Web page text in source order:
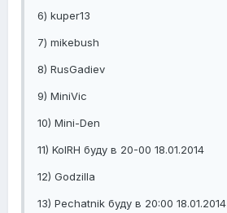
6) kuper13
7) mikebush
8) RusGadiev
9) MiniVic
10) Mini-Den
11) KoIRH буду в 20-00 18.01.2014
12) Godzilla
13) Pechatnik буду в 20:00 18.01.2014